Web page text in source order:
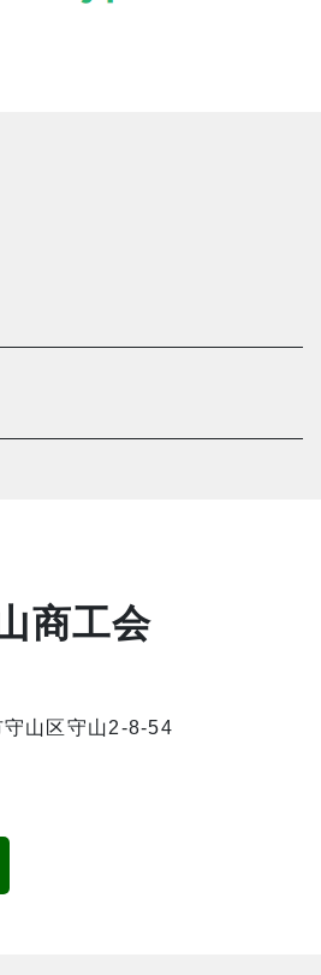
商工会
山区守山2-8-54